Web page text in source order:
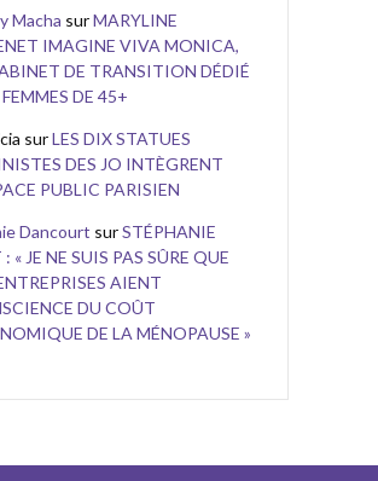
Macha surMARYLINE
IMAGINE VIVA MONICA,
DE TRANSITION DÉDIÉ
DE 45+
surLES DIX STATUES
DES JO INTÈGRENT
PUBLIC PARISIEN
Dancourt surSTÉPHANIE
: « JE NE SUIS PAS SÛRE QUE
AIENT
DU COÛT
DE LA MÉNOPAUSE »